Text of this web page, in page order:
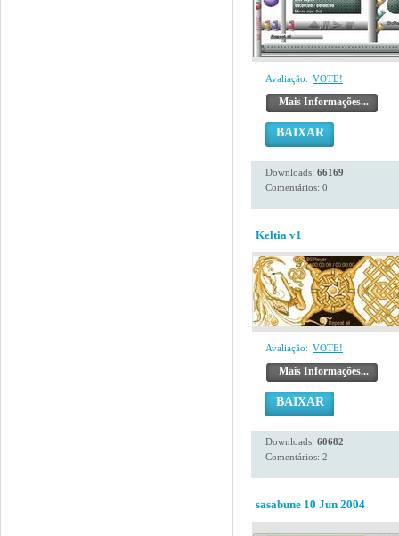
Avaliação: VOTE!
Mais Informações...
BAIXAR
Downloads: 66169
Comentários: 0
Keltia v1
Avaliação: VOTE!
Mais Informações...
BAIXAR
Downloads: 60682
Comentários: 2
sasabune 10 Jun 2004